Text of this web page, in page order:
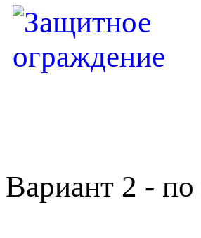
Вариант 2 -